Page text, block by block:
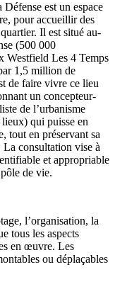
est un espace
pour accueillir des
Il est situé au-
(500 000
Westfield Les 4 Temps
1,5 million de
de faire vivre ce lieu
un concepteur-
de l’urbanisme
qui puisse en
tout en préservant sa
consultation vise à
et appropriable
de vie.
l’organisation, la
tous les aspects
en œuvre. Les
ou déplaçables